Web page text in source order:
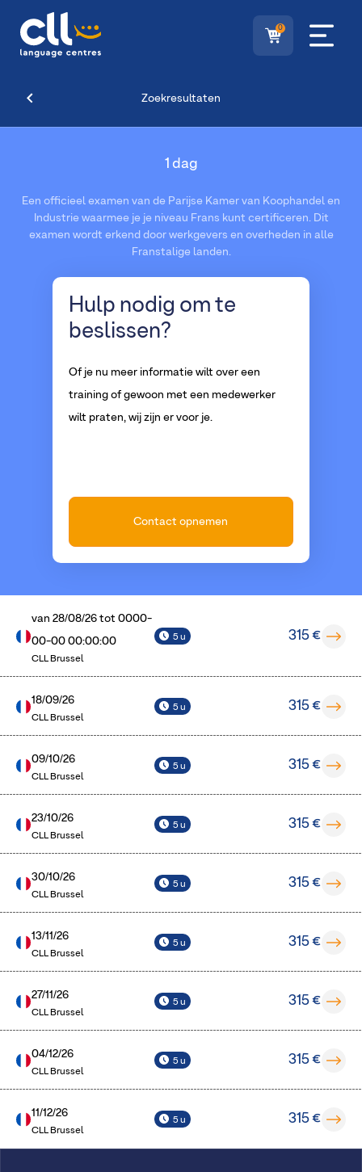
0
Zoekresultaten
1 dag
Een officieel examen van de Parijse Kamer van Koophandel en
Industrie waarmee je je niveau Frans kunt certificeren. Dit
examen wordt erkend door werkgevers en overheden in alle
Franstalige landen.
Hulp nodig om te
beslissen?
Of je nu meer informatie wilt over een
training of gewoon met een medewerker
wilt praten, wij zijn er voor je.
Contact opnemen
van28/08/26 tot0000-
00-00 00:00:00
CLL Brussel
5 u 315 €
18/09/26
CLL Brussel
5 u 315 €
09/10/26
CLL Brussel
5 u 315 €
23/10/26
CLL Brussel
5 u 315 €
30/10/26
CLL Brussel
5 u 315 €
13/11/26
CLL Brussel
5 u 315 €
27/11/26
CLL Brussel
5 u 315 €
04/12/26
CLL Brussel
5 u 315 €
11/12/26
CLL Brussel
5 u 315 €